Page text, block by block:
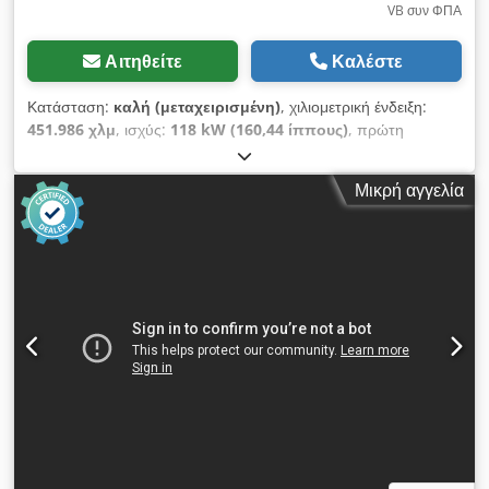
VB συν ΦΠΑ
Αιτηθείτε Καλέστε
Κατάσταση: καλή (μεταχειρισμένη), χιλιομετρική ένδειξη:
451.986 χλμ, ισχύς: 118 kW (160,44 ίππους), πρώτη
, τύπος καυσίμου:
ελαστικού:235/75R22,5, διάταξη αξόνων:4x2, μεταξόνιο:
4.200 χιλ.
, καμπίνα οδηγού:
ημερήσια καμπίνα
ταχυτήτων:
φόρτωσης:2.470 χιλ., ύψος χώρου φόρτωσης:2.270 χιλ.
Έτος κατασκευής:2019, Εξοπλισμός:ABS, Bluetooth,
ηλεκτρικά ρυθμιζόμενος καθρέφτης, ηλεκτρική ρύθμιση
Μικρή αγγελία